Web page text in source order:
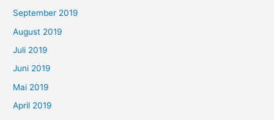
September 2019
August 2019
Juli 2019
Juni 2019
Mai 2019
April 2019